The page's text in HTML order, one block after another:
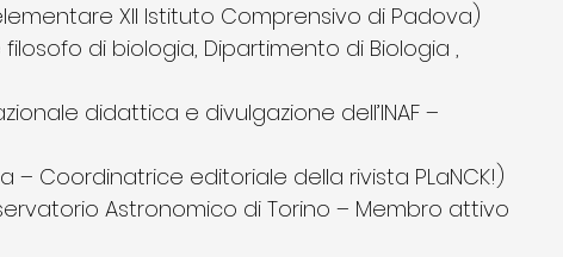
XII Istituto Comprensivo di Padova)
di biologia, Dipartimento di Biologia ,
didattica e divulgazione dell’INAF –
Coordinatrice editoriale della rivista PLaNCK!)
Astronomico di Torino – Membro attivo